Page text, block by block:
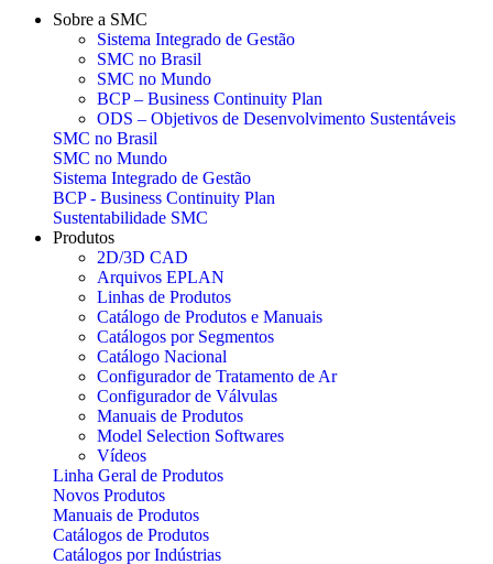
Sobre a SMC
Sistema Integrado de Gestão
SMC no Brasil
SMC no Mundo
BCP – Business Continuity Plan
ODS – Objetivos de Desenvolvimento Sustentáveis
SMC no Brasil
SMC no Mundo
Sistema Integrado de Gestão
BCP - Business Continuity Plan
Sustentabilidade SMC
Produtos
2D/3D CAD
Arquivos EPLAN
Linhas de Produtos
Catálogo de Produtos e Manuais
Catálogos por Segmentos
Catálogo Nacional
Configurador de Tratamento de Ar
Configurador de Válvulas
Manuais de Produtos
Model Selection Softwares
Vídeos
Linha Geral de Produtos
Novos Produtos
Manuais de Produtos
Catálogos de Produtos
Catálogos por Indústrias